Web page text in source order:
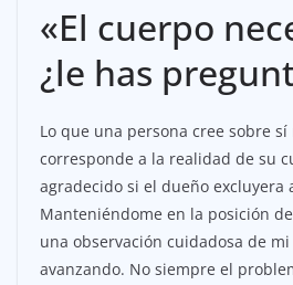
«El cuerpo
¿le has
Lo que una persona cree sobre
corresponde a la realidad de su
agradecido si el dueño excluyera
Manteniéndome en la posición
una observación cuidadosa de
avanzando. No siempre el